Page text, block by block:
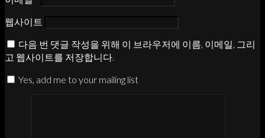
웹사이트
다음 번 댓글 작성을 위해 이 브라우저에 이름, 이메일, 그리
고 웹사이트를 저장합니다.
Yes, add me to your mailing list